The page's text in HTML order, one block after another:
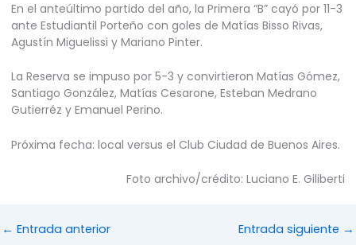
En el anteúltimo partido del año, la Primera “B” cayó por 11-3
ante Estudiantil Porteño con goles de Matías Bisso Rivas,
Agustín Miguelissi y Mariano Pinter.
La Reserva se impuso por 5-3 y convirtieron Matías Gómez,
Santiago González, Matías Cesarone, Esteban Medrano
Gutierréz y Emanuel Perino.
Próxima fecha: local versus el Club Ciudad de Buenos Aires.
Foto archivo/crédito: Luciano E. Giliberti
← Entrada anterior Entrada siguiente →